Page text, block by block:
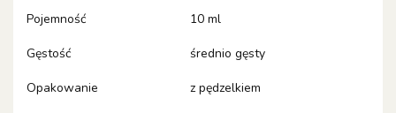
Pojemność 10 ml
Gęstość średnio gęsty
Opakowanie z pędzelkiem